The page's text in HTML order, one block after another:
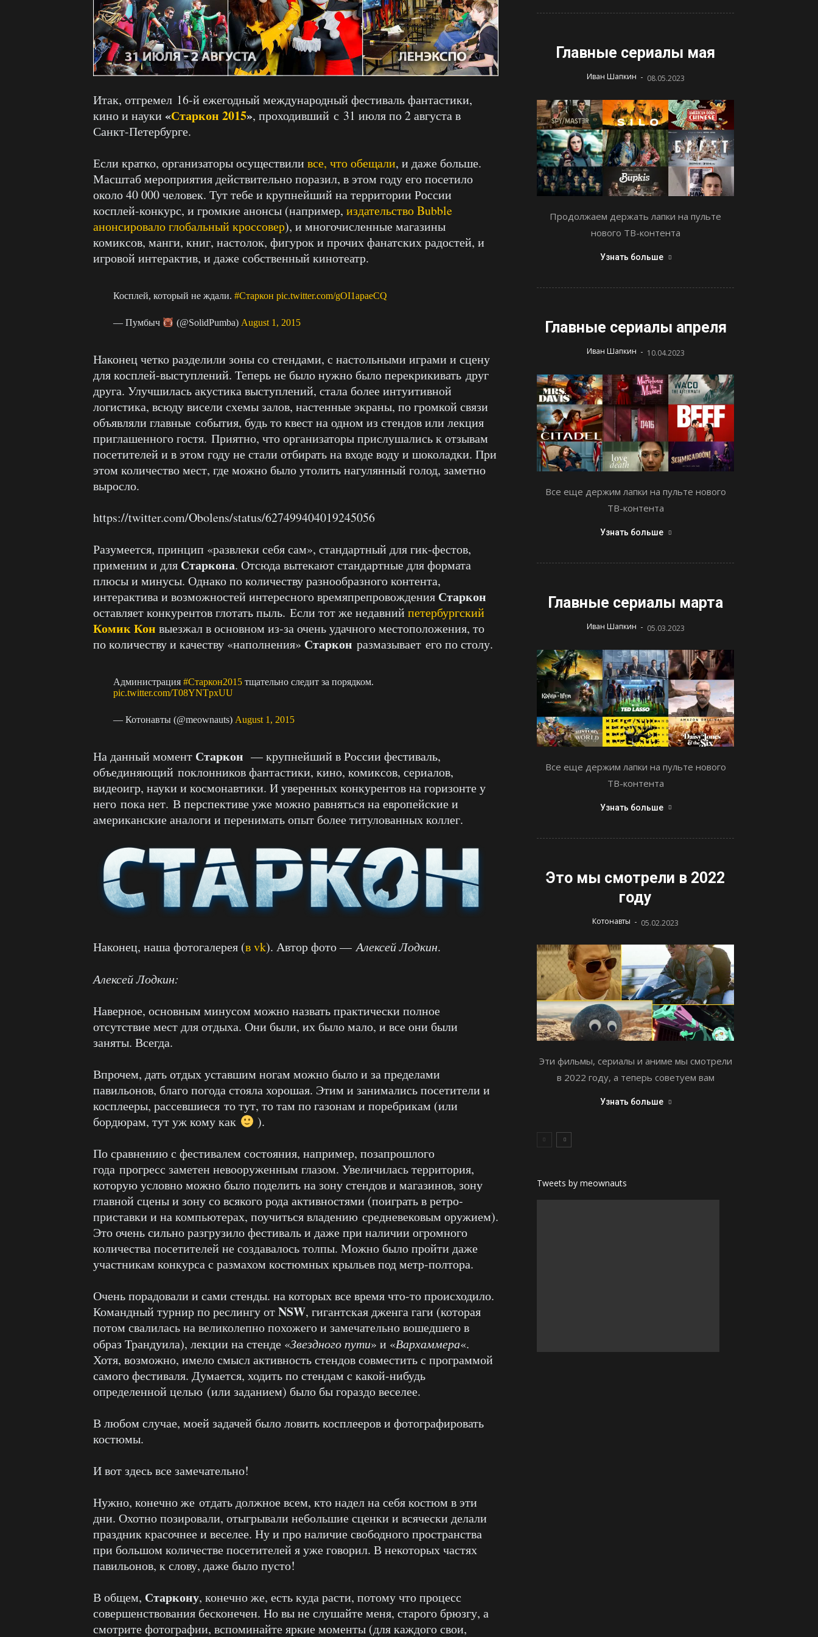
Итак, отгремел 16-й ежегодный международный фестиваль фантастики,
кино и науки «Старкон 2015», проходивший с 31 июля по 2 августа в
Санкт-Петербурге.
Если кратко, организаторы осуществили все, что обещали, и даже больше.
Масштаб мероприятия действительно поразил, в этом году его посетило
около 40 000 человек. Тут тебе и крупнейший на территории России
косплей-конкурс, и громкие анонсы (например, издательство Bubble
анонсировало глобальный кроссовер), и многочисленные магазины
комиксов, манги, книг, настолок, фигурок и прочих фанатских радостей, и
игровой интерактив, и даже собственный кинотеатр.
Косплей, который не ждали.#Старкон pic.twitter.com/gOI1apaeCQ
— Пумбыч (@SolidPumba) August 1, 2015
Наконец четко разделили зоны со стендами, с настольными играми и сцену
для косплей-выступлений. Теперь не было нужно было перекрикивать друг
друга. Улучшилась акустика выступлений, стала более интуитивной
логистика, всюду висели схемы залов, настенные экраны, по громкой связи
объявляли главные события, будь то квест на одном из стендов или лекция
приглашенного гостя. Приятно, что организаторы прислушались к отзывам
посетителей и в этом году не стали отбирать на входе воду и шоколадки. При
этом количество мест, где можно было утолить нагулянный голод, заметно
выросло.
https://twitter.com/Obolens/status/627499404019245056
Разумеется, принцип «развлеки себя сам», стандартный для гик-фестов,
применим и для Старкона. Отсюда вытекают стандартные для формата
плюсы и минусы. Однако по количеству разнообразного контента,
интерактива и возможностей интересного времяпрепровождения Старкон
оставляет конкурентов глотать пыль. Если тот же недавний петербургский
Комик Кон выезжал в основном из-за очень удачного местоположения, то
по количеству и качеству «наполнения» Старкон размазывает его по столу.
Администрация#Старкон2015 тщательно следит за порядком.
pic.twitter.com/T08YNTpxUU
— Котонавты (@meownauts) August 1, 2015
На данный момент Старкон — крупнейший в России фестиваль,
объединяющий поклонников фантастики, кино, комиксов, сериалов,
видеоигр, науки и космонавтики. И уверенных конкурентов на горизонте у
него пока нет. В перспективе уже можно равняться на европейские и
американские аналоги и перенимать опыт более титулованных коллег.
Наконец, наша фотогалерея (в vk). Автор фото —Алексей Лодкин.
Алексей Лодкин:
Наверное, основным минусом можно назвать практически полное
отсутствие мест для отдыха. Они были, их было мало, и все они были
заняты. Всегда.
Впрочем, дать отдых уставшим ногам можно было и за пределами
павильонов, благо погода стояла хорошая. Этим и занимались посетители и
косплееры, рассевшиеся то тут, то там по газонам и поребрикам (или
бордюрам, тут уж кому как
).
По сравнению с фестивалем состояния, например, позапрошлого
года прогресс заметен невооруженным глазом. Увеличилась территория,
которую условно можно было поделить на зону стендов и магазинов, зону
главной сцены и зону со всякого рода активностями (поиграть в ретро-
приставки и на компьютерах, поучиться владению средневековым оружием).
Это очень сильно разгрузило фестиваль и даже при наличии огромного
количества посетителей не создавалось толпы. Можно было пройти даже
участникам конкурса с размахом костюмных крыльев под метр-полтора.
Очень порадовали и сами стенды. на которых все время что-то происходило.
Командный турнир по реслингу отNSW, гигантская дженга гаги (которая
потом свалилась на великолепно похожего и замечательно вошедшего в
образ Трандуила), лекции на стенде «Звездного пути» и «Вархаммера«.
Хотя, возможно, имело смысл активность стендов совместить с программой
самого фестиваля. Думается, ходить по стендам с какой-нибудь
определенной целью (или заданием) было бы гораздо веселее.
В любом случае, моей задачей было ловить косплееров и фотографировать
костюмы.
И вот здесь все замечательно!
Нужно, конечно же отдать должное всем, кто надел на себя костюм в эти
дни. Охотно позировали, отыгрывали небольшие сценки и всячески делали
праздник красочнее и веселее. Ну и про наличие свободного пространства
при большом количестве посетителей я уже говорил. В некоторых частях
павильонов, к слову, даже было пусто!
В общем, Старкону, конечно же, есть куда расти, потому что процесс
совершенствования бесконечен. Но вы не слушайте меня, старого брюзгу, а
смотрите фотографии, вспоминайте яркие моменты (для каждого свои,
Главные сериалы мая
Иван Шапкин - 08.05.2023
Продолжаем держать лапки на пульте
нового ТВ-контента
Узнать больше
Главные сериалы апреля
Иван Шапкин - 10.04.2023
Все еще держим лапки на пульте нового
ТВ-контента
Узнать больше
Главные сериалы марта
Иван Шапкин - 05.03.2023
Все еще держим лапки на пульте нового
ТВ-контента
Узнать больше
Это мы смотрели в 2022
году
Котонавты - 05.02.2023
Эти фильмы, сериалы и аниме мы смотрели
в 2022 году, а теперь советуем вам
Узнать больше
Tweets by meownauts